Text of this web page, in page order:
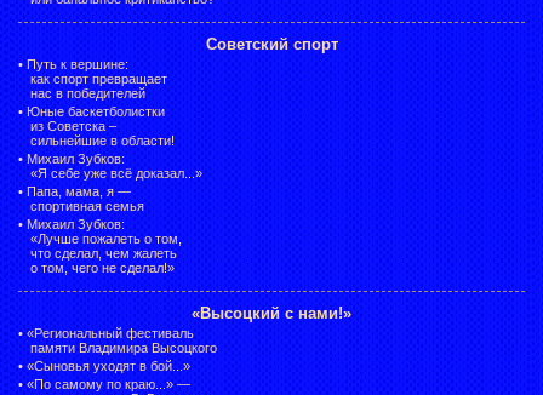
Советский спорт
• Путь к вершине:
как спорт превращает
нас в победителей
• Юные баскетболистки
из Советска –
сильнейшие в области!
• Михаил Зубков:
«Я себе уже всё доказал...»
• Папа, мама, я —
спортивная семья
• Михаил Зубков:
«Лучше пожалеть о том,
что сделал, чем жалеть
о том, чего не сделал!»
«Высоцкий с нами!»
• «Региональный фестиваль
памяти Владимира Высоцкого
• «Сыновья уходят в бой...»
• «По самому по краю...» —